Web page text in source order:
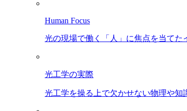
Human Focus
光の現場で働く「人」に焦点を当てた
光工学の実際
光工学を操る上で欠かせない物理や知